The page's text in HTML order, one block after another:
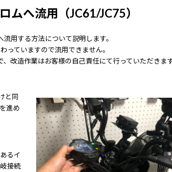
ムへ流用（JC61/JC75）
用する方法について説明します。
っていますので流用できません。
改造作業はお客様の自己責任にて行っていただきま
と同
進め
るイ
接続